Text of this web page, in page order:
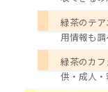
緑茶のテ
用情報も調
緑茶のカ
供・成人